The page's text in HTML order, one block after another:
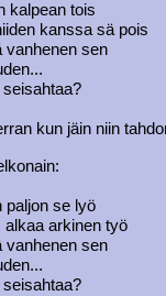
kalpean tois
kanssa sä pois
vanhenen sen
kun jäin niin
paljon se lyö
arkinen työ
vanhenen sen